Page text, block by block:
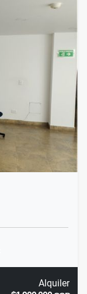
Alquiler